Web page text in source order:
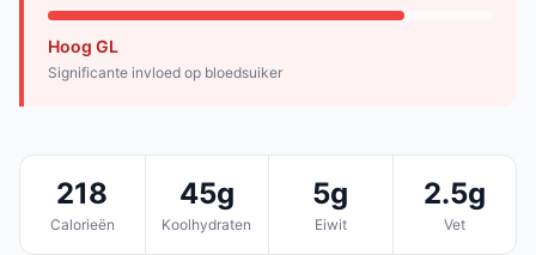
Hoog GL
Significante invloed op bloedsuiker
218
Calorieën
45g
Koolhydraten
5g
Eiwit
2.5g
Vet